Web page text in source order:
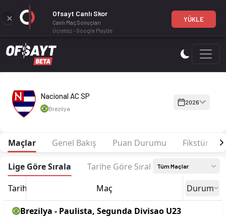
Nacional AC SP 2026 sezonu | Paulista, Segunda Divisao
Nacional AC SP
Brezilya
2026
Maçlar Genel Bakış Puan Durumu Fikstür
Lige Göre Sırala Tarihe Göre Sırala Tüm Maçlar
Tarih Maç Durum
Brezilya - Paulista, Segunda Divisao U23
Ofsayt Canlı Skor
Canlı Maç Sonuçları
Ücretsiz - Google Play'de
YÜKLE